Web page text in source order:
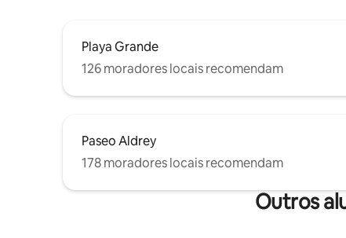
Playa Grande
126 moradores locais recomendam
Paseo Aldrey
178 moradores locais recomendam
Outros